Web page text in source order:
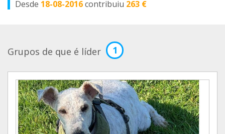
Desde 18-08-2016contribuiu 263 €
Grupos de que é líder 1